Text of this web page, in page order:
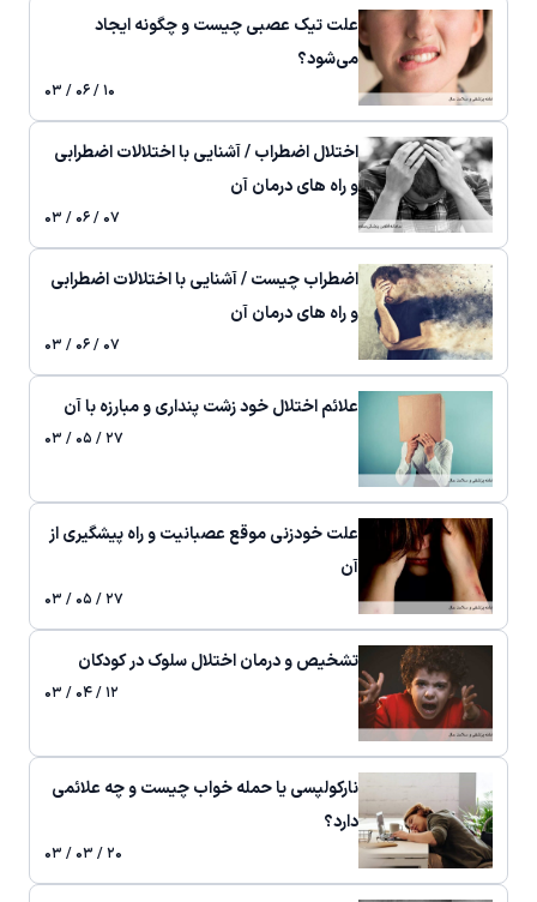
علت تیک عصبی چیست و چگونه ایجاد
می‌شود؟
۱۰ / ۰۶ / ۰۳
اختلال اضطراب / آشنایی با اختلالات اضطرابی
و راه های درمان آن
۰۷ / ۰۶ / ۰۳
اضطراب چیست / آشنایی با اختلالات اضطرابی
و راه های درمان آن
۰۷ / ۰۶ / ۰۳
علائم اختلال خود زشت پنداری و مبارزه با آن
۲۷ / ۰۵ / ۰۳
علت خودزنی موقع عصبانیت و راه پیشگیری از
آن
۲۷ / ۰۵ / ۰۳
تشخیص و درمان اختلال سلوک در کودکان
۱۲ / ۰۴ / ۰۳
نارکولپسی یا حمله خواب چیست و چه علائمی
دارد؟
۲۰ / ۰۳ / ۰۳